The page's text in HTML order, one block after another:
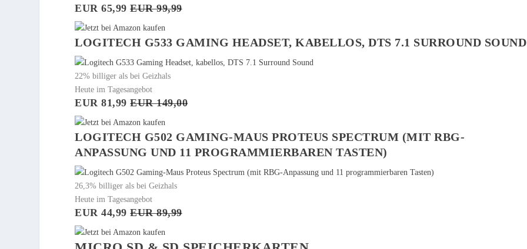
EUR 65,99EUR 99,99
LOGITECH G533 GAMING HEADSET, KABELLOS, DTS 7.1 SURROUND SOUND
22% billiger als bei Geizhals
Heute im Tagesangebot
EUR 81,99EUR 149,00
LOGITECH G502 GAMING-MAUS PROTEUS SPECTRUM (MIT RBG-
ANPASSUNG UND 11 PROGRAMMIERBAREN TASTEN)
26,3% billiger als bei Geizhals
Heute im Tagesangebot
EUR 44,99EUR 89,99